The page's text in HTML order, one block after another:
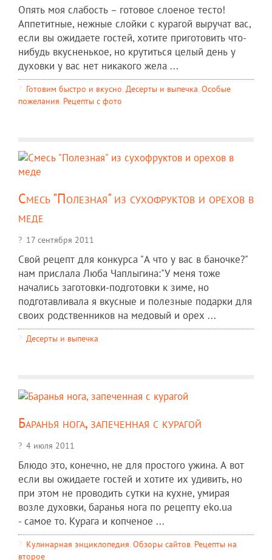
Опять моя слабость – готовое слоеное тесто!
Аппетитные, нежные слойки с курагой выручат вас,
если вы ожидаете гостей, хотите приготовить что-
нибудь вкусненькое, но крутиться целый день у
духовки у вас нет никакого жела ...
Готовим быстро и вкусно, Десерты и выпечка, Особые
пожелания, Рецепты c фото
Смесь "Полезная" из сухофруктов и орехов в
меде
17 сентября 2011
Свой рецепт для конкурса "А что у вас в баночке?"
нам прислала Люба Чаплыгина:"У меня тоже
начались заготовки-подготовки к зиме, но
подготавливала я вкусные и полезные подарки для
своих родственников на медовый и орех ...
Десерты и выпечка
Баранья нога, запеченная с курагой
4 июля 2011
Блюдо это, конечно, не для простого ужина. А вот
если вы ожидаете гостей и хотите их удивить, но
при этом не проводить сутки на кухне, умирая
возле духовки, баранья нога по рецепту eko.ua
- самое то. Курага и копченое ...
Кулинарная энциклопедия, Обзоры сайтов, Рецепты на
второе